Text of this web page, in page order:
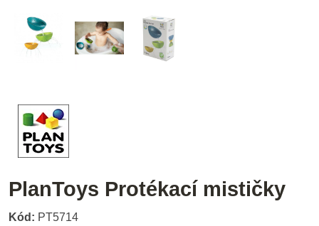
PlanToys Protékací mističky
Kód: PT5714